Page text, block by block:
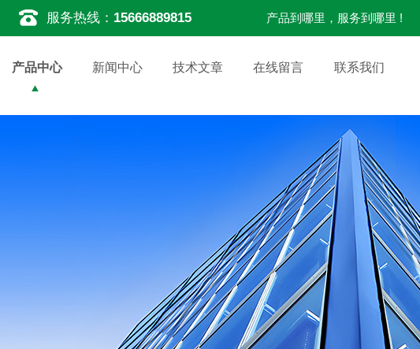
服务热线： 15666889815 产品到哪里，服务到哪里 !
产品中心 新闻中心 技术文章 在线留言 联系我们